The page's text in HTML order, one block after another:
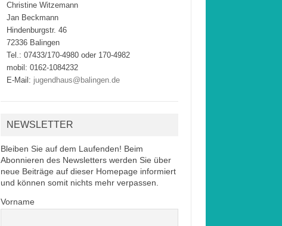
Christine Witzemann
Jan Beckmann
Hindenburgstr. 46
72336 Balingen
Tel.: 07433/170-4980 oder 170-4982
mobil: 0162-1084232
E-Mail: jugendhaus@balingen.de
NEWSLETTER
Bleiben Sie auf dem Laufenden! Beim
Abonnieren des Newsletters werden Sie über
neue Beiträge auf dieser Homepage informiert
und können somit nichts mehr verpassen.
Vorname